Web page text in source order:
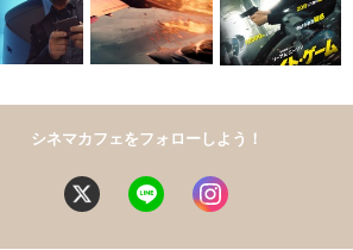
シネマカフェをフォローしよう！